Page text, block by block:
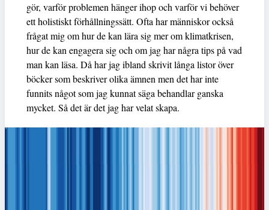
gör, varför problemen hänger ihop och varför vi behöver
ett holistiskt förhållningssätt. Ofta har människor också
frågat mig om hur de kan lära sig mer om klimatkrisen,
hur de kan engagera sig och om jag har några tips på vad
man kan läsa. Då har jag ibland skrivit långa listor över
böcker som beskriver olika ämnen men det har inte
funnits något som jag kunnat säga behandlar ganska
mycket. Så det är det jag har velat skapa.